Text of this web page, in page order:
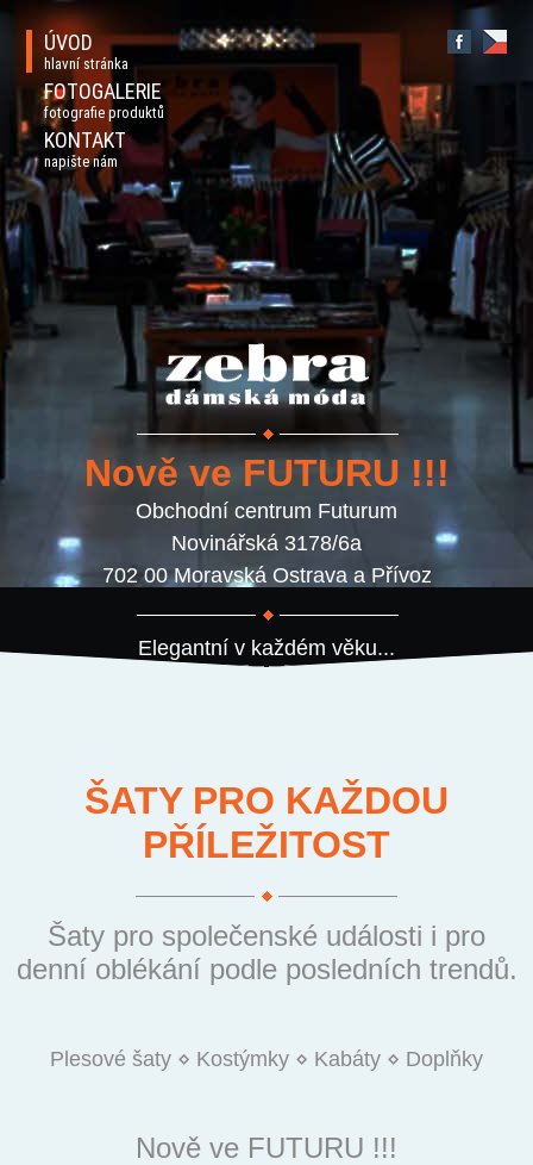
ÚVOD
hlavní stránka
FOTOGALERIE
fotografie produktů
KONTAKT
napište nám
Nově ve FUTURU !!!
Obchodní centrum Futurum
Novinářská 3178/6a
702 00 Moravská Ostrava a Přívoz
Elegantní v každém věku...
ŠATY PRO KAŽDOU
PŘÍLEŽITOST
Šaty pro společenské události i pro
denní oblékání podle posledních trendů.
Nově ve FUTURU !!!